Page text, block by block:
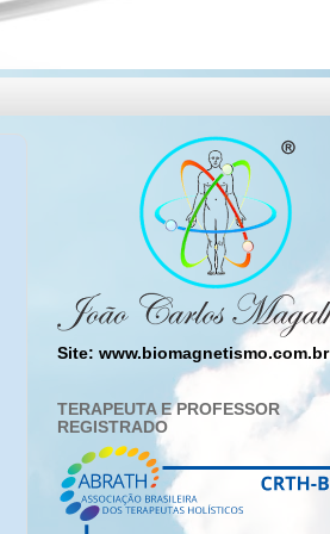
Site: www.biomagnetismo.com.br
TERAPEUTA E PROFESSOR
REGISTRADO